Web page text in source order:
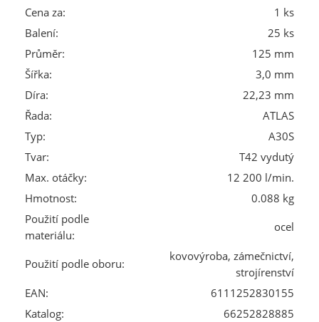
Cena za:
1 ks
Balení:
25 ks
Průměr:
125 mm
Šířka:
3,0 mm
Díra:
22,23 mm
Řada:
ATLAS
Typ:
A30S
Tvar:
T42 vydutý
Max. otáčky:
12 200 l/min.
Hmotnost:
0.088 kg
Použití podle
materiálu:
ocel
Použití podle oboru:
kovovýroba, zámečnictví,
strojírenství
EAN:
6111252830155
Katalog:
66252828885